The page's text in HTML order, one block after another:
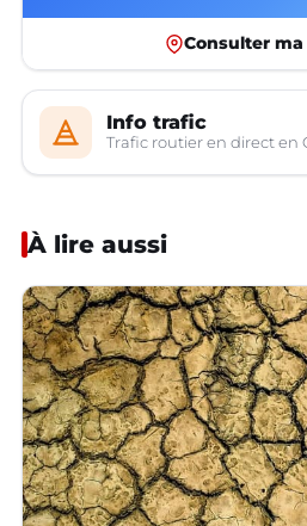
Consulter
Info trafic
Trafic routier en direct en
À lire aussi